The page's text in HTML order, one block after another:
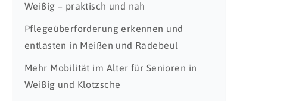
Weißig – praktisch und nah
Pflegeüberforderung erkennen und
entlasten in Meißen und Radebeul
Mehr Mobilität im Alter für Senioren in
Weißig und Klotzsche